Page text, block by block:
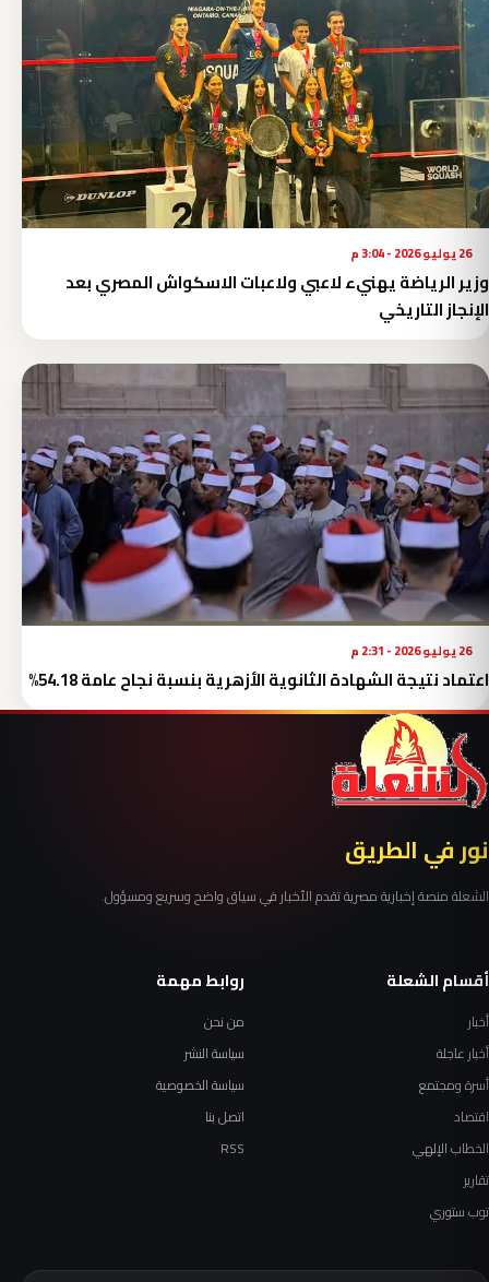
26 يوليو 2026 - 3:04 م
وزير الرياضة يهنيء لاعبي ولاعبات الاسكواش المصري بعد
الإنجاز التاريخي
26 يوليو 2026 - 2:31 م
اعتماد نتيجة الشهادة الثانوية الأزهرية بنسبة نجاح عامة 54.18%
نور في الطريق
الشعلة منصة إخبارية مصرية تقدم الأخبار في سياق واضح وسريع ومسؤول.
أقسام الشعلة
أخبار
أخبار عاجلة
أسرة ومجتمع
اقتصاد
الخطاب الإلهي
تقارير
توب ستوري
روابط مهمة
من نحن
سياسة النشر
سياسة الخصوصية
اتصل بنا
RSS